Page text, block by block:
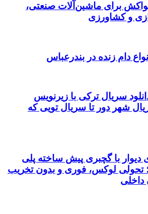
برای ماشین‌آلات صنعتی،
و کشاورزی
دام زنده در بندرعباس
سریال ترکی با زیرنویس
شهر دور تا سریال تویی که
دیوار با گچبری پیش ساخته پلی
تحولی لوکس، فوری و بدون تخریب
داخلی